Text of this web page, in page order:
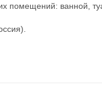
помещений: ванной,